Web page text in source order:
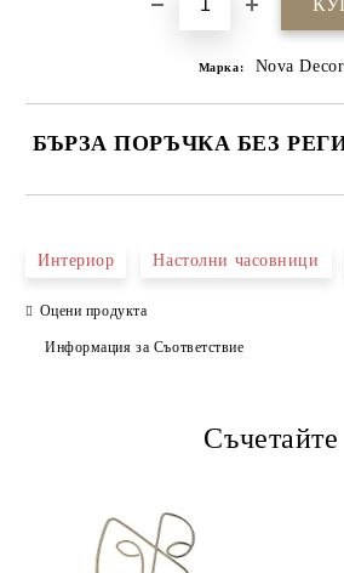
Марка: Nova Decor
БЪРЗА ПОРЪЧКА БЕЗ
Ние ще се свържем с вас в рамките на
Интериор Настолни часовници
Оцени продукта
Информация за Съответствие
Съчетайте